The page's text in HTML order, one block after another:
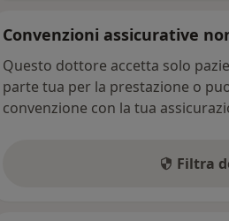
Convenzioni assicurative
Questo dottore accetta solo
parte tua per la prestazione o
convenzione con la tua
Filtra